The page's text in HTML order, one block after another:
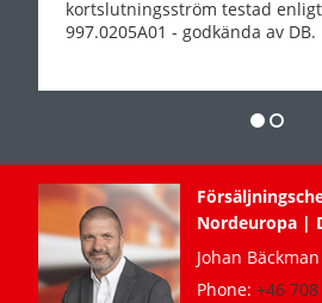
kortslutningsström testad enligt
997.0205A01 - godkända av DB.
Nordeuropa |
Johan Bäckman
Phone: +46